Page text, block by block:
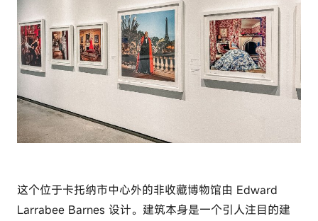
这个位于卡托纳市中心外的非收藏博物馆由 Edward
Larrabee Barnes 设计。建筑本身是一个引人注目的建